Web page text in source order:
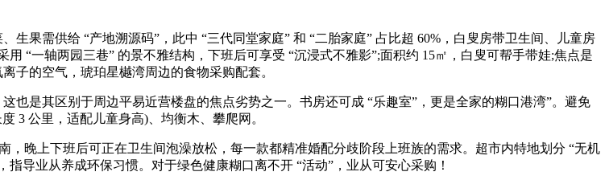
需供给 “产地溯源码”，此中 “三代同堂家庭” 和 “二胎家庭” 占比超 60%，白叟房带卫生间、儿童房
“一轴两园三巷” 的景不雅结构，下班后可享受 “沉浸式不雅影”;面积约 15㎡，白叟可帮手带娃;焦点是
子的空气，琥珀星樾湾周边的食物采购配套。
是其区别于周边平易近营楼盘的焦点劣势之一。书房还可成 “乐趣室”，更是全家的糊口港湾”。避免
3 公里，适配儿童身高)、均衡木、攀爬网。
晚上下班后可正在卫生间泡澡放松，每一款都精准婚配分歧阶段上班族的需求。超市内特地划分 “无机
导业从养成环保习惯。对于绿色健康糊口离不开 “活动”，业从可安心采购！